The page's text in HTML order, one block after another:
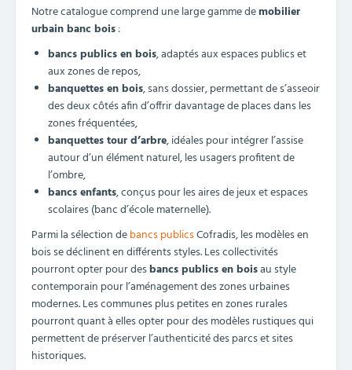
Notre catalogue comprend une large gamme demobilier
urbain banc bois:
bancs publics en bois, adaptés aux espaces publics et
aux zones de repos,
banquettes en bois, sans dossier, permettant de s’asseoir
des deux côtés afin d’offrir davantage de places dans les
zones fréquentées,
banquettes tour d’arbre, idéales pour intégrer l’assise
autour d’un élément naturel, les usagers profitent de
l’ombre,
bancs enfants, conçus pour les aires de jeux et espaces
scolaires (banc d’école maternelle).
Parmi la sélection debancs publicsCofradis, les modèles en
bois se déclinent en différents styles. Les collectivités
pourront opter pour desbancs publics en boisau style
contemporain pour l’aménagement des zones urbaines
modernes. Les communes plus petites en zones rurales
pourront quant à elles opter pour des modèles rustiques qui
permettent de préserver l’authenticité des parcs et sites
historiques.